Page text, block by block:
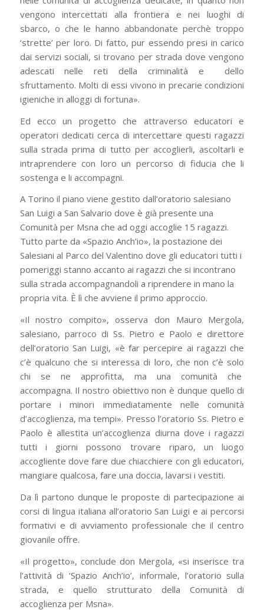
vengono intercettati alla frontiera e nei luoghi di
sbarco, o che le hanno abbandonate perchè troppo
‘strette’ per loro. Di fatto, pur essendo presi in carico
dai servizi sociali, si trovano per strada dove vengono
adescati nelle reti della criminalità e dello
sfruttamento. Molti di essi vivono in precarie condizioni
igieniche in alloggi di fortuna».
Ed ecco un progetto che attraverso educatori e
operatori dedicati cerca di intercettare questi ragazzi
sulla strada prima di tutto per accoglierli, ascoltarli e
intraprendere con loro un percorso di fiducia che li
sostenga e li accompagni.
A Torino il piano viene gestito dall’oratorio salesiano
San Luigi a San Salvario dove è già presente una
Comunità per Msna che ad oggi accoglie 15 ragazzi.
Tutto parte da «Spazio Anch’io», la postazione dei
Salesiani al Parco del Valentino dove gli educatori tutti i
pomeriggi stanno accanto ai ragazzi che si incontrano
sulla strada accompagnandoli a riprendere in mano la
propria vita. È lì che avviene il primo approccio.
«Il nostro compito», osserva don Mauro Mergola,
salesiano, parroco di Ss. Pietro e Paolo e direttore
dell’oratorio San Luigi, «è far percepire ai ragazzi che
c’è qualcuno che si interessa di loro, che non c’è solo
chi se ne approfitta, ma una comunità che
accompagna. Il nostro obiettivo non è dunque quello di
portare i minori immediatamente nelle comunità
d’accoglienza, ma tempi». Presso l’oratorio Ss. Pietro e
Paolo è allestita un’accoglienza diurna dove i ragazzi
tutti i giorni possono trovare riparo, un luogo
accogliente dove fare due chiacchiere con gli educatori,
mangiare qualcosa, fare una doccia, lavarsi i vestiti.
Da lì partono dunque le proposte di partecipazione ai
corsi di lingua italiana all’oratorio San Luigi e ai percorsi
formativi e di avviamento professionale che il centro
giovanile offre.
«Il progetto», conclude don Mergola, «si inserisce tra
l’attività di ‘Spazio Anch’io’, informale, l’oratorio sulla
strada, e quello strutturato della Comunità di
accoglienza per Msna».